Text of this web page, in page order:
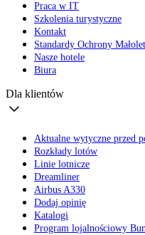
Praca w IT
Szkolenia turystyczne
Kontakt
Standardy Ochrony
Nasze hotele
Biura
Dla klientów
Aktualne wytyczne przed
Rozkłady lotów
Linie lotnicze
Dreamliner
Airbus A330
Dodaj opinię
Katalogi
Program lojalnościowy